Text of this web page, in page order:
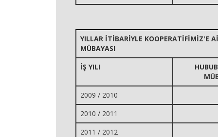
YILLAR İTİBARİYLE KOOPERATİFİMİZ'E
MÜBAYASI
İŞ YILI
2009 / 2010
2010 / 2011
2011 / 2012